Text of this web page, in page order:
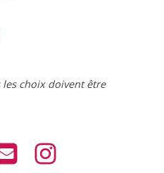
choix doivent être